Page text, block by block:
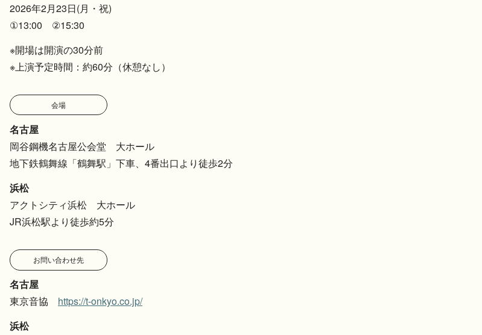
2026年2月23日(月・祝)
①13:00 ②15:30
※開場は開演の30分前
※上演予定時間：約60分（休憩なし）
会場
名古屋
岡谷鋼機名古屋公会堂 大ホール
地下鉄鶴舞線「鶴舞駅」下車、4番出口より徒歩2分
浜松
アクトシティ浜松 大ホール
JR浜松駅より徒歩約5分
お問い合わせ先
名古屋
東京音協 https://t-onkyo.co.jp/
浜松